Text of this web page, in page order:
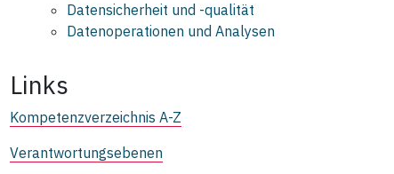
Datensicherheit und ‑qualität
Datenoperationen und Analysen
Links
Kompetenzverzeichnis A-Z
Verantwortungsebenen